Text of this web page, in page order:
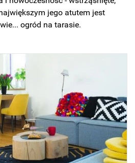
jego atutem jest
ogród na tarasie.